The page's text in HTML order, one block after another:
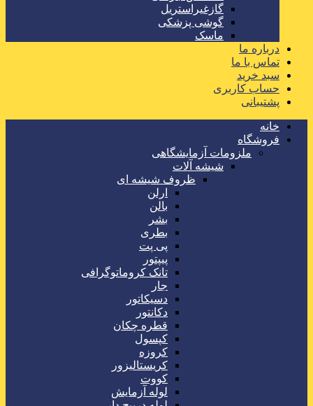
گازغیراستریل
گوشی پزشکی
ماسک
درباره ما
تماس با ما
سبد خرید
حساب کاربری
پشتیبانی
خانه
فروشگاه
ملزومات آزمایشگاهی
شیشه آلات
ظروف شیشه ای
ارلن
بالن
بشر
بطری
پی پت
پیپتور
تانک کروماتوگرافی
جار
دسیکاتور
دکانتور
قطره چکان
کپسول
کروزه
کریستالیزور
کووت
لوله آزمایش